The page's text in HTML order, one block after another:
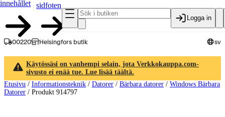
innehållet
sidfoten
Logga in
00220 Helsingfors butik sv
Käytössäsi on vanhempi selain, jota Verkkokauppa.com-
sivusto ei enää tue. Lue lisää täältä.
Etusivu / Informationsteknik / Datorer / Bärbara datorer / Windows Bärbara
Datorer / Produkt 914797